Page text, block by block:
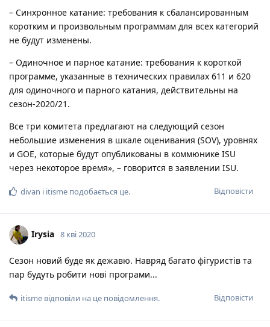
– Синхронное катание: требования к сбалансированным
коротким и произвольным программам для всех категорий
не будут изменены.
– Одиночное и парное катание: требования к короткой
программе, указанные в технических правилах 611 и 620
для одиночного и парного катания, действительны на
сезон-2020/21.
Все три комитета предлагают на следующий сезон
небольшие изменения в шкале оценивания (SOV), уровнях
и GOE, которые будут опубликованы в коммюнике ISU
через некоторое время», – говорится в заявлении ISU.
Відповісти
divan і itisme подобається це.
Irysia 8 кві 2020
Сезон новий буде як дежавю. Навряд багато фігуристів та
пар будуть робити нові програми...
Відповісти
itisme відповіли на це повідомлення.